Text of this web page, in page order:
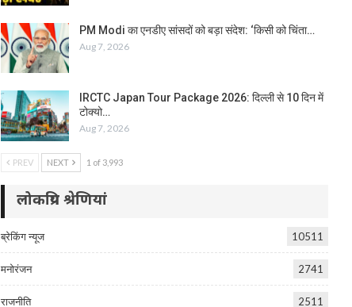
PM Modi का एनडीए सांसदों को बड़ा संदेश: ‘किसी को चिंता…
Aug 7, 2026
IRCTC Japan Tour Package 2026: दिल्ली से 10 दिन में
टोक्यो…
Aug 7, 2026
PREV NEXT 1 of 3,993
लोकप्रिय श्रेणियां
ब्रेकिंग न्यूज 10511
मनोरंजन 2741
राजनीति 2511